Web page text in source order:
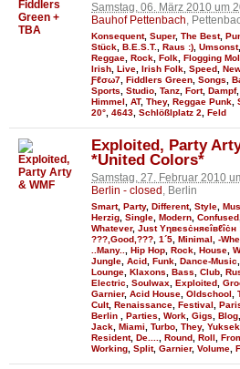
Samstag, 06. März 2010 um
Bauhof Pettenbach,
Konsequent, Super, The Best,
Stück, B.E.S.T., Raus :), Umsonst,
Reggae, Rock, Folk, Flogging
Irish, Live, Irish Folk, Speed,
Ƒℓσω7, Fiddlers Green, Songs,
Sports, Studio, Tanz, Fort, Dampf,
Himmel, AT, They, Reggae Punk,
20°, 4643, Schlößlplatz 2, Feld
Exploited, Party
*United Colors*
Samstag, 27. Februar 2010
Berlin - closed , Berlin
Smart, Party, Different, Style
Herzig Single Modern Confused
Whatever, Just Υηвєѕċняєîвℓîċн
???,Good,??? 1´5 Minimal -
..Many..
Hip Hop Rock House
Jungle Acid Funk Dance-Music
Lounge Klaxons Bass Club
Electric
Soulwax Exploited
Garnier, Acid House Oldschool
Cult, Renaissance Festival
Berlin
Parties Work Gigs Blog
Jack Miami Turbo They, Yuksek
Resident, De.... Round Roll
Working Split, Garnier, Volume